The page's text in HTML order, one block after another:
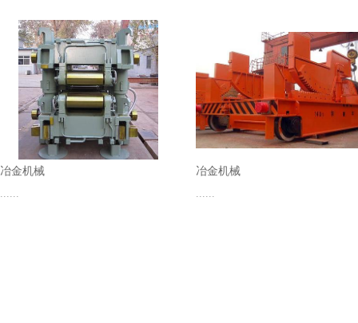
冶金机械
......
冶金机械
......